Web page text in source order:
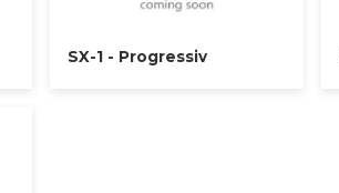
SX-1 - Progressiv